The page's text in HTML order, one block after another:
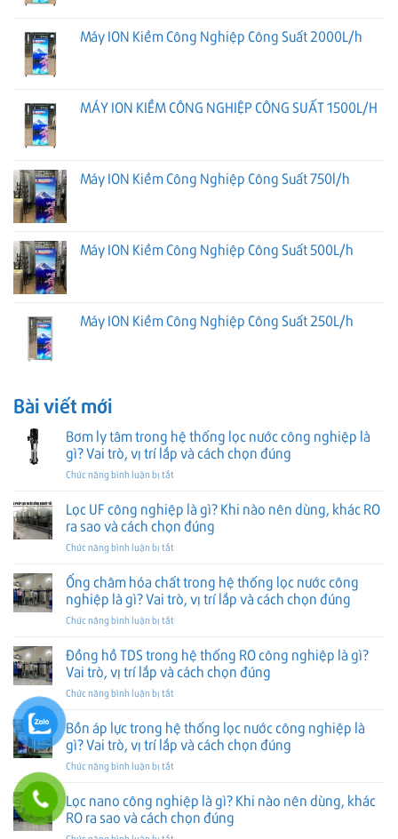
Máy ION Kiềm Công Nghiệp Công Suất 2000L/h
MÁY ION KIỀM CÔNG NGHIỆP CÔNG SUẤT 1500L/H
Máy ION Kiềm Công Nghiệp Công Suất 750l/h
Máy ION Kiềm Công Nghiệp Công Suất 500L/h
Máy ION Kiềm Công Nghiệp Công Suất 250L/h
Bài viết mới
Bơm ly tâm trong hệ thống lọc nước công nghiệp là
gì? Vai trò, vị trí lắp và cách chọn đúng
Chức năng bình luận bị tắtở
ly
tâm
trong
hệ
lọc
nước
công
nghiệp
gì?
Vai
vị
lắp
và
Lọc UF công nghiệp là gì? Khi nào nên dùng, khác RO
ra sao và cách chọn đúng
Chức năng bình luận bị tắtở
UF
công
nghiệp
là
Khi
nào
nên
dùng,
RO
ra
và
chọn
đúng
Ống châm hóa chất trong hệ thống lọc nước công
nghiệp là gì? Vai trò, vị trí lắp và cách chọn đúng
Chức năng bình luận bị tắtở
châm
hóa
chất
trong
thống
lọc
nước
công
là
gì?
Đồng hồ TDS trong hệ thống RO công nghiệp là gì?
Vai trò, vị trí lắp và cách chọn đúng
Chức năng bình luận bị tắtở
hồ
TDS
trong
hệ
RO
công
nghiệp
Bồn áp lực trong hệ thống lọc nước công nghiệp là
gì? Vai trò, vị trí lắp và cách chọn đúng
Chức năng bình luận bị tắtở
áp
lực
trong
Lọc nano công nghiệp là gì? Khi nào nên dùng, khác
RO ra sao và cách chọn đúng